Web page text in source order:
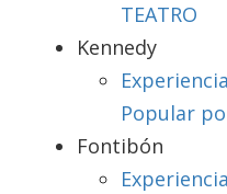
TEATRO
Kennedy
Popular
Fontibón